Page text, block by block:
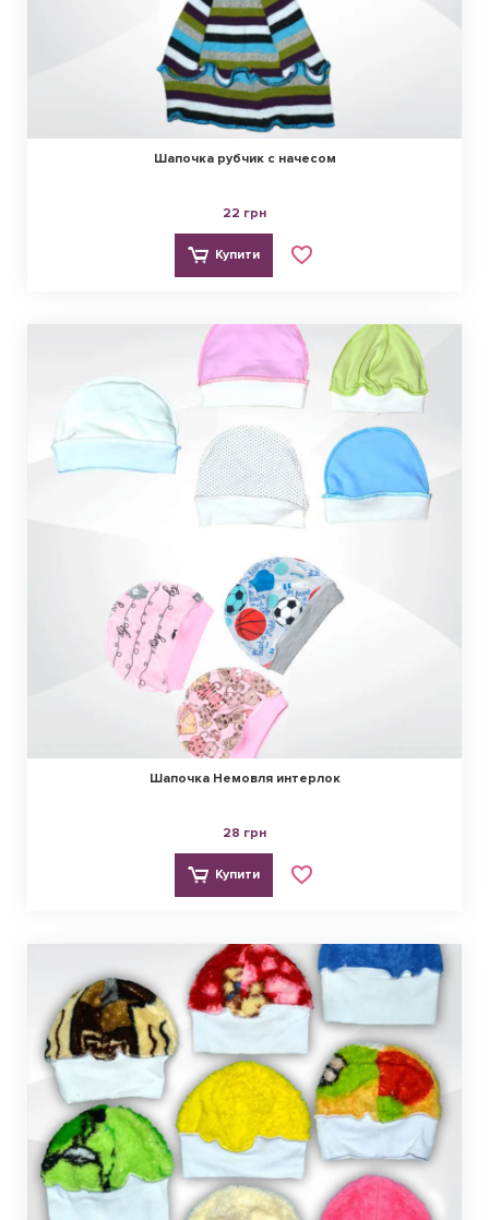
Шапочка рубчик с начесом
22 грн
Купити
Шапочка Немовля интерлок
28 грн
Купити